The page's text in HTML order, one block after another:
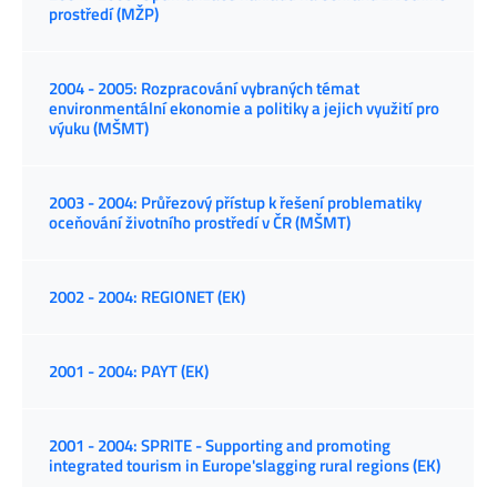
prostředí (MŽP)
2004 - 2005: Rozpracování vybraných témat
environmentální ekonomie a politiky a jejich využití pro
výuku (MŠMT)
2003 - 2004: Průřezový přístup k řešení problematiky
oceňování životního prostředí v ČR (MŠMT)
2002 - 2004: REGIONET (EK)
2001 - 2004: PAYT (EK)
2001 - 2004: SPRITE - Supporting and promoting
integrated tourism in Europe'slagging rural regions (EK)